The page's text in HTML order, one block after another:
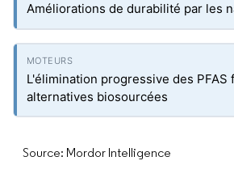
Améliorations de durabilité par les
L'élimination progressive des PFAS
alternatives biosourcées
Source: Mordor Intelligence